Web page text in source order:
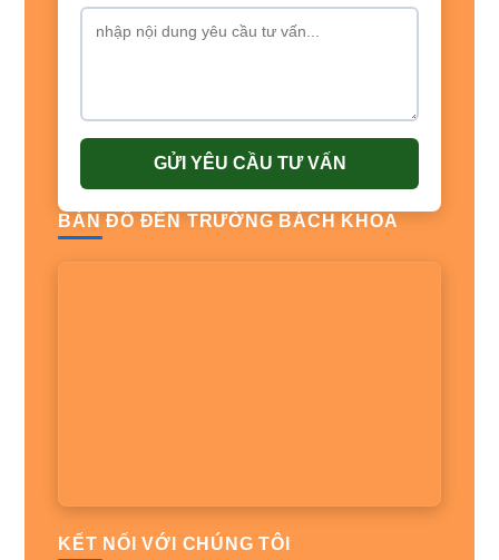
GỬI YÊU CẦU TƯ VẤN
BẢN ĐỒ ĐẾN TRƯỜNG BÁCH KHOA
KẾT NỐI VỚI CHÚNG TÔI